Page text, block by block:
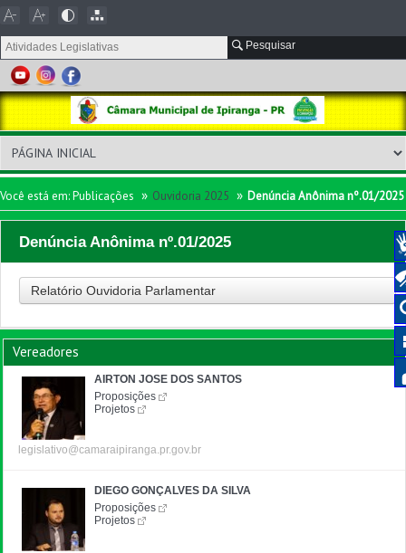
Pesquisar
Você está em:Publicações » Ouvidoria 2025 » Denúncia Anônima nº.01/2025
Denúncia Anônima nº.01/2025
Relatório Ouvidoria Parlamentar
Vereadores
AIRTON JOSE DOS SANTOS
Proposições
Projetos
legislativo@camaraipiranga.pr.gov.br
DIEGO GONÇALVES DA SILVA
Proposições
Projetos